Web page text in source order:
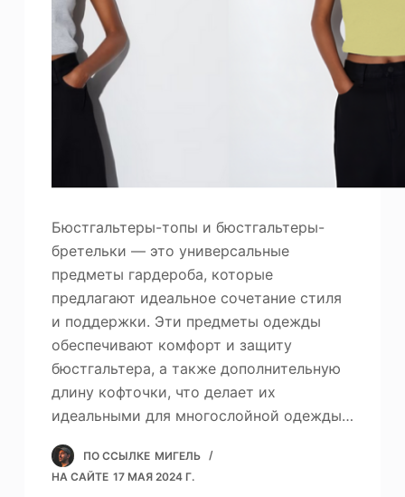
Бюстгальтеры-топы и бюстгальтеры-
бретельки — это универсальные
предметы гардероба, которые
предлагают идеальное сочетание стиля
и поддержки. Эти предметы одежды
обеспечивают комфорт и защиту
бюстгальтера, а также дополнительную
длину кофточки, что делает их
идеальными для многослойной одежды…
ПО ССЫЛКЕ МИГЕЛЬ
НА САЙТЕ 17 МАЯ 2024 Г.